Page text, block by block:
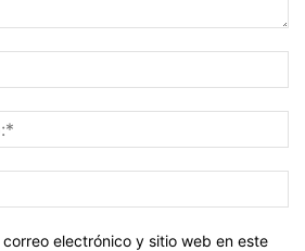
electrónico y sitio web en este